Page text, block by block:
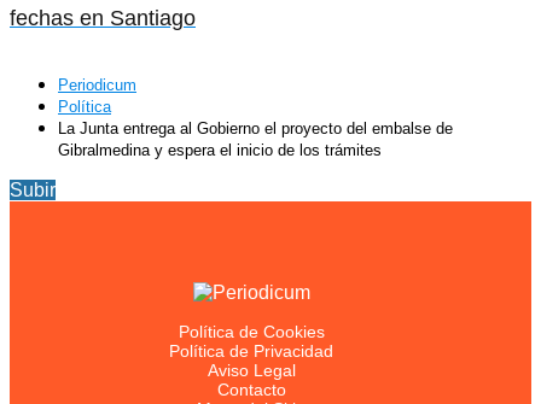
fechas en Santiago
Periodicum
Política
La Junta entrega al Gobierno el proyecto del embalse de
Gibralmedina y espera el inicio de los trámites
Subir
Política de Cookies
Política de Privacidad
Aviso Legal
Contacto